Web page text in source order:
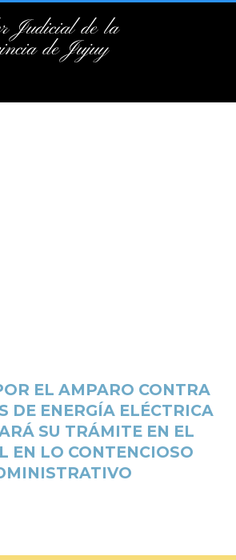
Judicial de la
de Jujuy
EL AMPARO CONTRA
DE ENERGÍA ELÉCTRICA
SU TRÁMITE EN EL
EN LO CONTENCIOSO